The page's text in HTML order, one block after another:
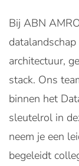
Bij ABN
architectuur,
stack. Ons
binnen het
sleutelrol in
neem je een
begeleidt